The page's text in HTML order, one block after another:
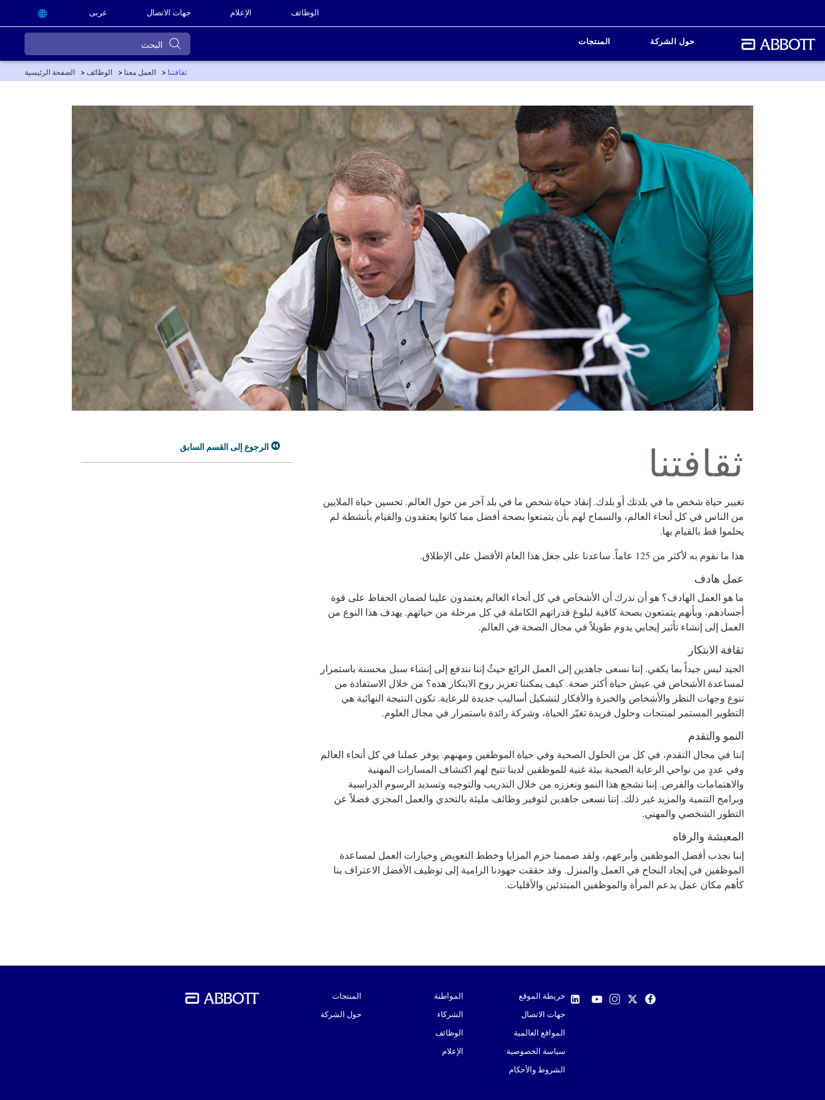
الوظائف الإعلام جهات الاتصال عربى
حول الشركة المنتجات
الصفحة الرئيسية الوظائف العمل معنا ثقافتنا
ثقافتنا
تغيير حياة شخص ما في بلدتك أو بلدك. إنقاذ حياة شخص ما في بلد آخر من حول العالم. تحسين حياة الملايين
من الناس في كل أنحاء العالم، والسماح لهم بأن يتمتعوا بصحة أفضل مما كانوا يعتقدون والقيام بأنشطة لم
يحلموا قط بالقيام بها.
هذا ما نقوم به لأكثر من 125 عاماً. ساعدنا على جعل هذا العام الأفضل على الإطلاق.
عمل هادف
ما هو العمل الهادف؟ هو أن ندرك أن الأشخاص في كل أنحاء العالم يعتمدون علينا لضمان الحفاظ على قوة
أجسادهم، وبأنهم يتمتعون بصحة كافية لبلوغ قدراتهم الكاملة في كل مرحلة من حياتهم. يهدف هذا النوع من
العمل إلى إنشاء تأثير إيجابي يدوم طويلاً في مجال الصحة في العالم.
ثقافة الابتكار
الجيد ليس جيداً بما يكفي. إننا نسعى جاهدين إلى العمل الرائع حيثُ إننا نندفع إلى إنشاء سبل محسنة باستمرار
لمساعدة الأشخاص في عيش حياة أكثر صحة. كيف يمكننا تعزيز روح الابتكار هذه؟ من خلال الاستفادة من
تنوع وجهات النظر والأشخاص والخبرة والأفكار لتشكيل أساليب جديدة للرعاية. تكون النتيجة النهائية هي
التطوير المستمر لمنتجات وحلول فريدة تغيّر الحياة، وشركة رائدة باستمرار في مجال العلوم.
النمو والتقدم
إننا في مجال التقدم، في كل من الحلول الصحية وفي حياة الموظفين ومهنهم. يوفر عملنا في كل أنحاء العالم
وفي عددٍ من نواحي الرعاية الصحية بيئة غنية للموظفين لدينا تتيح لهم اكتشاف المسارات المهنية
والاهتمامات والفرص. إننا نشجع هذا النمو ونعززه من خلال التدريب والتوجيه وتسديد الرسوم الدراسية
وبرامج التنمية والمزيد غير ذلك. إننا نسعى جاهدين لتوفير وظائف مليئة بالتحدي والعمل المجزي فضلاً عن
التطور الشخصي والمهني.
المعيشة والرفاه
إننا نجذب أفضل الموظفين وأبرعهم، ولقد صممنا حزم المزايا وخطط التعويض وخيارات العمل لمساعدة
الموظفين في إيجاد النجاح في العمل والمنزل. وقد حققت جهودنا الرامية إلى توظيف الأفضل الاعتراف بنا
كأهم مكان عمل يدعم المرأة والموظفين المبتدئين والأقليات.
الرجوع إلى القسم السابق
خريطة الموقع
جهات الاتصال
المواقع العالمية
سياسة الخصوصية
الشروط والأحكام
المواطنة
الشركاء
الوظائف
الإعلام
المنتجات
حول الشركة